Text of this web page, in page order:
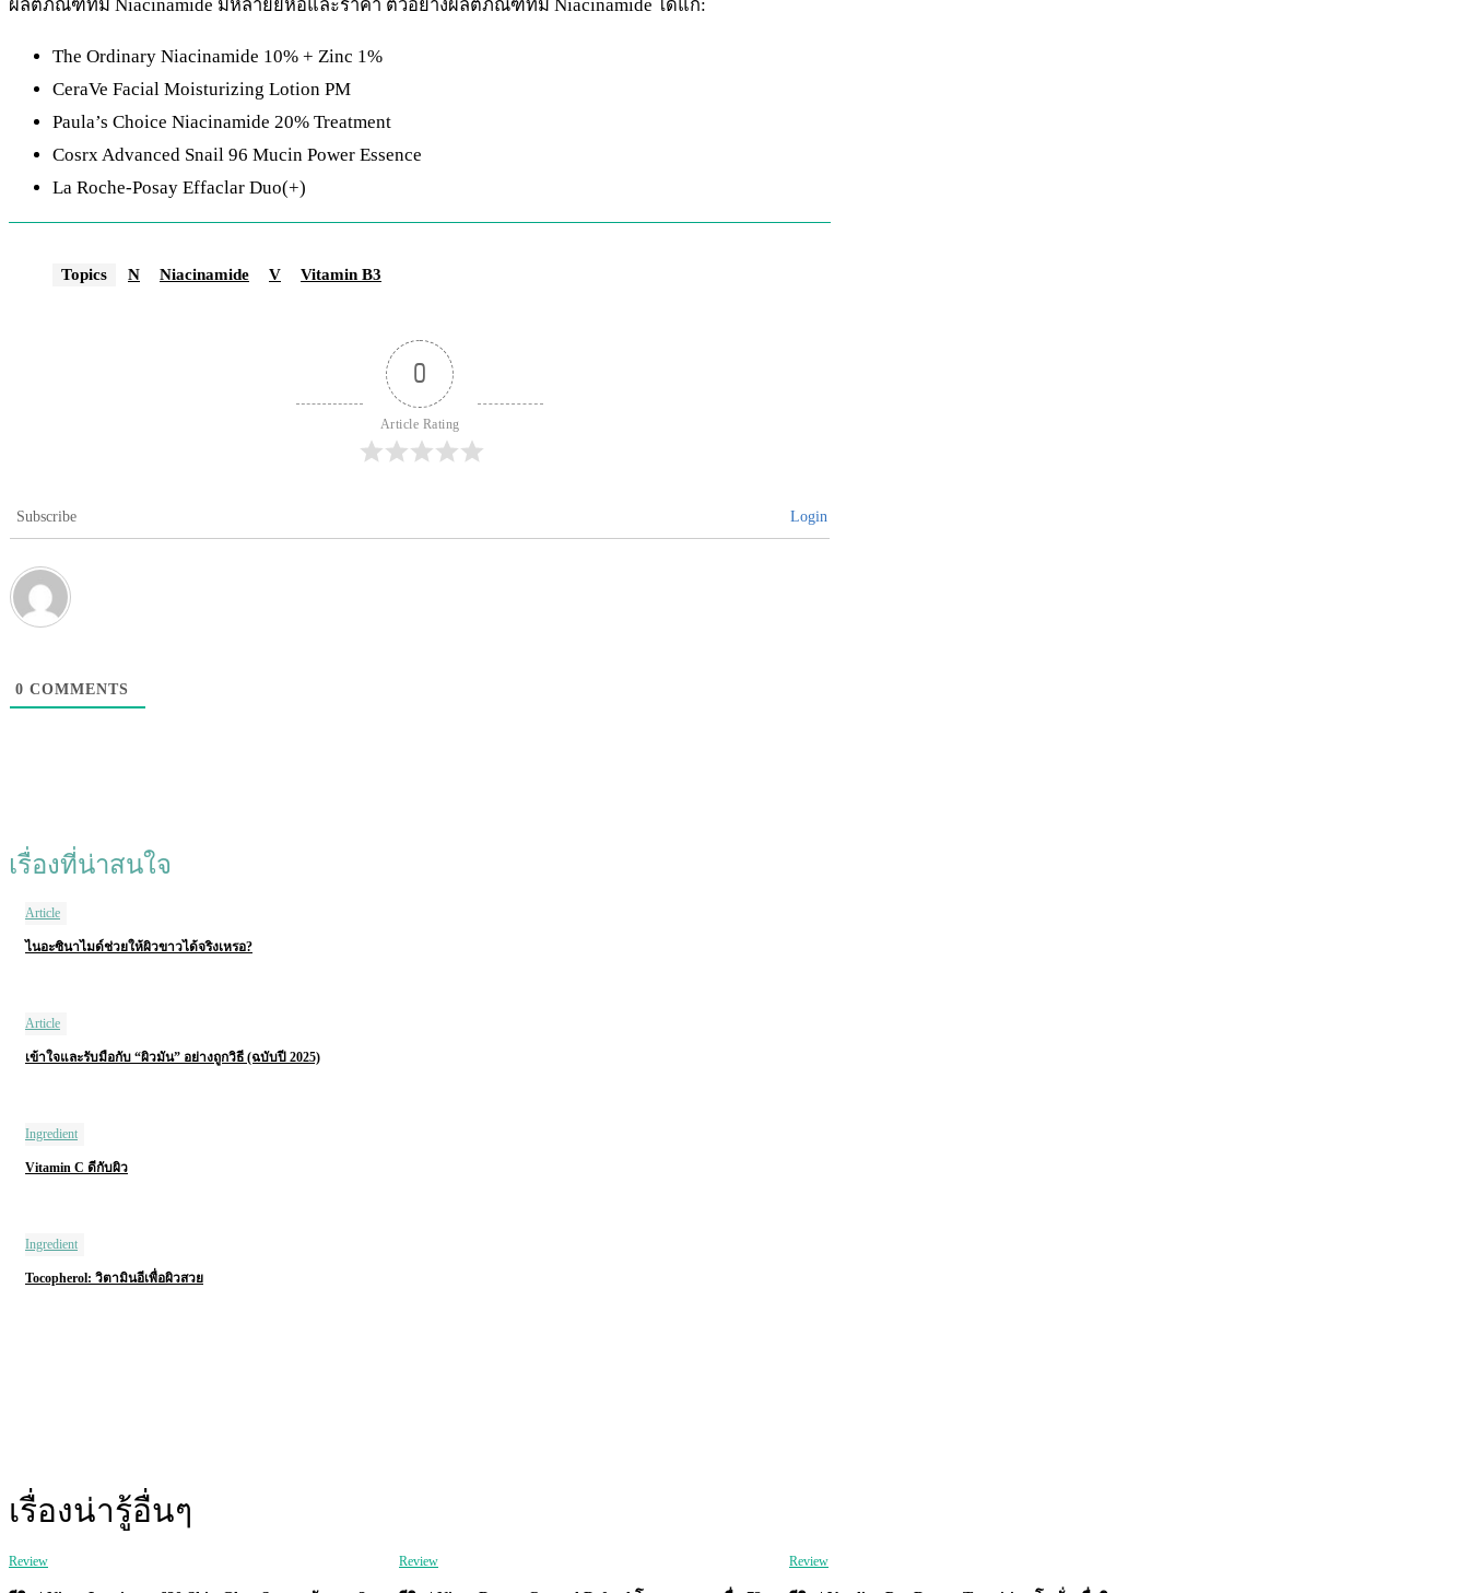
ผลิตภัณฑ์ที่มี Niacinamide มีหลายยี่ห้อและราคา ตัวอย่างผลิตภัณฑ์ที่มี Niacinamide ได้แก่:
The Ordinary Niacinamide 10% + Zinc 1%
CeraVe Facial Moisturizing Lotion PM
Paula’s Choice Niacinamide 20% Treatment
Cosrx Advanced Snail 96 Mucin Power Essence
La Roche-Posay Effaclar Duo(+)
Topics N Niacinamide V Vitamin B3
0
Article Rating
Subscribe Login
0 COMMENTS
เรื่องที่น่าสนใจ
Article
ไนอะซินาไมด์ช่วยให้ผิวขาวได้จริงเหรอ?
Article
เข้าใจและรับมือกับ “ผิวมัน” อย่างถูกวิธี (ฉบับปี 2025)
Ingredient
Vitamin C ดีกับผิว
Ingredient
Tocopherol: วิตามินอีเพื่อผิวสวย
เรื่องน่ารู้อื่นๆ
Review Review Review